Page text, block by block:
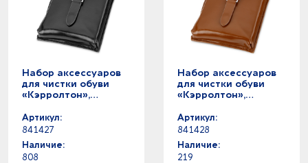
Набор аксессуаров
для чистки обуви
«Кэрролтон»,
натуральный
Артикул:
841427
Наличие:
808
Набор аксессуаров
для чистки обуви
«Кэрролтон»,
натуральный
Артикул:
841428
Наличие:
219